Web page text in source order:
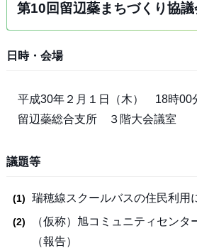
第10回留辺蘂まちづくり協議
日時・会場
平成30年２月１日（木） 18時00
留辺蘂総合支所 ３階大会議室
議題等
瑞穂線スクールバスの住民利用
（仮称）旭コミュニティセンタ
（報告）